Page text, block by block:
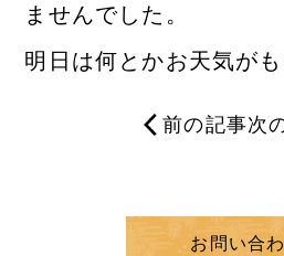
ませんでした。
明日は何とかお天気が
前の記事次
お問い合